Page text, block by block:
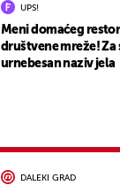
UPS!
Meni domaćeg
društvene mreže! Za
urnebesan naziv jela
DALEKI GRAD